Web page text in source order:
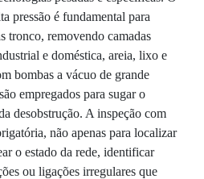
pressão é fundamental para
tronco, removendo camadas
e doméstica, areia, lixo e
bombas a vácuo de grande
empregados para sugar o
desobstrução. A inspeção com
não apenas para localizar
o estado da rede, identificar
ou ligações irregulares que